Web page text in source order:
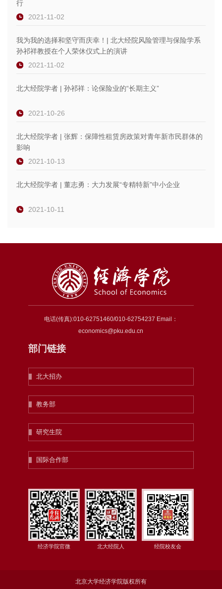
行
2021-11-02
我为我的选择和坚守而庆幸！| 北大经院风险管理与保险学系
孙祁祥教授在个人荣休仪式上的演讲
2021-11-02
北大经院学者 | 孙祁祥：论保险业的“长期主义”
2021-10-26
北大经院学者 | 张辉：保障性租赁房政策对青年新市民群体的
影响
2021-10-13
北大经院学者 | 董志勇：大力发展“专精特新”中小企业
2021-10-11
电话(传真):010-62751460/010-62754237 Email：
economics@pku.edu.cn
部门链接
北大招办
教务部
研究生院
国际合作部
经济学院官微 北大经院人 经院校友会
北京大学经济学院版权所有